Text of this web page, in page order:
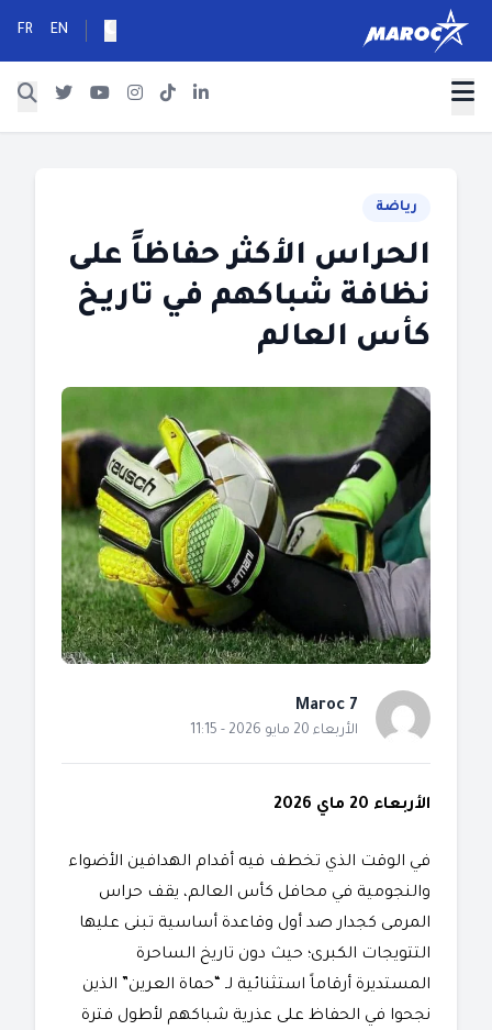
EN
FR
رياضة
الحراس الأكثر حفاظاً على
نظافة شباكهم في تاريخ
كأس العالم
Maroc 7
الأربعاء 20 مايو 2026 - 11:15
الأربعاء 20 ماي 2026
​في الوقت الذي تخطف فيه أقدام الهدافين الأضواء
والنجومية في محافل كأس العالم، يقف حراس
المرمى كجدار صد أول وقاعدة أساسية تبنى عليها
التتويجات الكبرى؛ حيث دون تاريخ الساحرة
المستديرة أرقاماً استثنائية لـ “حماة العرين” الذين
نجحوا في الحفاظ على عذرية شباكهم لأطول فترة